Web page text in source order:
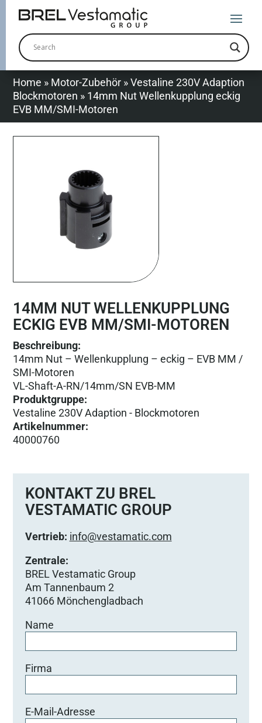
Home » Motor-Zubehör »Vestaline 230V Adaption
Blockmotoren » 14mm Nut Wellenkupplung eckig
EVB MM/SMI-Motoren
14MM NUT WELLENKUPPLUNG
ECKIG EVB MM/SMI-MOTOREN
Beschreibung:
14mm Nut – Wellenkupplung – eckig – EVB MM /
SMI-Motoren
VL-Shaft-A-RN/14mm/SN EVB-MM
Produktgruppe:
Vestaline 230V Adaption - Blockmotoren
Artikelnummer:
40000760
KONTAKT ZU BREL
VESTAMATIC GROUP
Vertrieb: info@vestamatic.com
Zentrale:
BREL Vestamatic Group
Am Tannenbaum 2
41066 Mönchengladbach
Name
Firma
E-Mail-Adresse